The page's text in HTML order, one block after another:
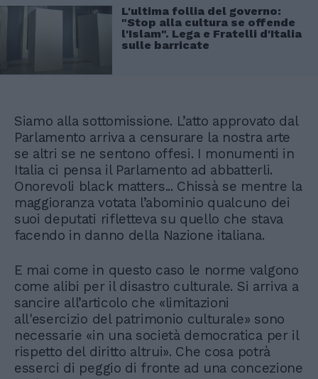
L'ultima follia del governo:
"Stop alla cultura se offende
l'Islam". Lega e Fratelli d'Italia
sulle barricate
Siamo alla sottomissione. L’atto approvato dal
Parlamento arriva a censurare la nostra arte
se altri se ne sentono offesi. I monumenti in
Italia ci pensa il Parlamento ad abbatterli.
Onorevoli black matters... Chissà se mentre la
maggioranza votata l’abominio qualcuno dei
suoi deputati rifletteva su quello che stava
facendo in danno della Nazione italiana.
E mai come in questo caso le norme valgono
come alibi per il disastro culturale. Si arriva a
sancire all’articolo che «limitazioni
all'esercizio del patrimonio culturale» sono
necessarie «in una società democratica per il
rispetto del diritto altrui». Che cosa potrà
esserci di peggio di fronte ad una concezione